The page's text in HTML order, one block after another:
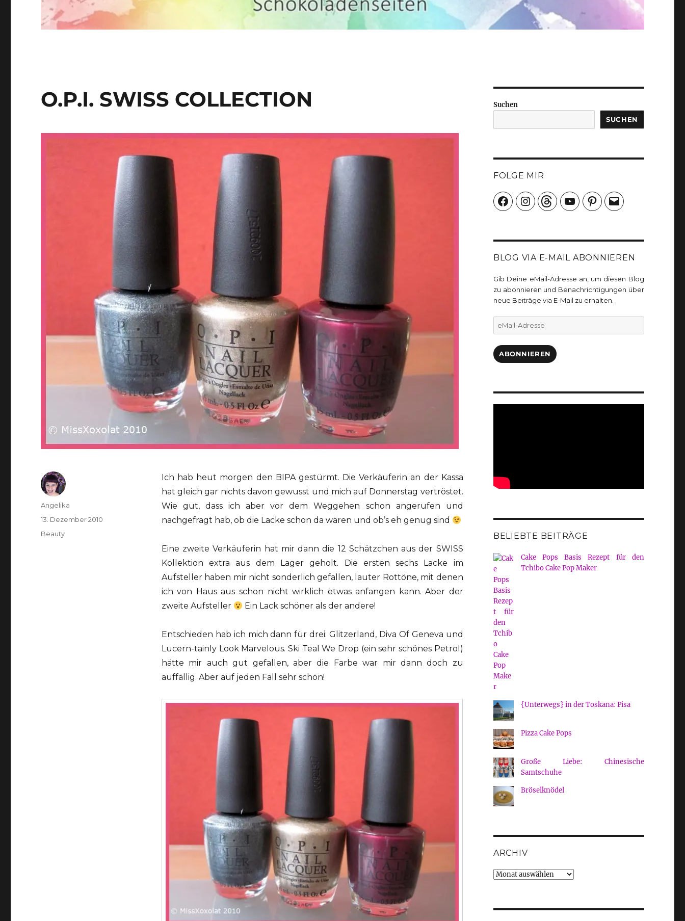
O.P.I. SWISS COLLECTION
Ich hab heut morgen den BIPA gestürmt. Die Verkäuferin an der Kassa
hat gleich gar nichts davon gewusst und mich auf Donnerstag vertröstet.
Wie gut, dass ich aber vor dem Weggehen schon angerufen und
nachgefragt hab, ob die Lacke schon da wären und ob’s eh genug sind
Eine zweite Verkäuferin hat mir dann die 12 Schätzchen aus der SWISS
Kollektion extra aus dem Lager geholt. Die ersten sechs Lacke im
Aufsteller haben mir nicht sonderlich gefallen, lauter Rottöne, mit denen
ich von Haus aus schon nicht wirklich etwas anfangen kann. Aber der
zweite Aufsteller
Ein Lack schöner als der andere!
Entschieden hab ich mich dann für drei: Glitzerland, Diva Of Geneva und
Lucern-tainly Look Marvelous. Ski Teal We Drop (ein sehr schönes Petrol)
hätte mir auch gut gefallen, aber die Farbe war mir dann doch zu
auffällig. Aber auf jeden Fall sehr schön!
Autor
Angelika
Veröffentlicht
13. Dezember 2010
Kategorien
Beauty
Suchen
SUCHEN
FOLGE MIR
FacebookInstagramThreadsYouTubePinterest
E-
Mail
BLOG VIA E-MAIL ABONNIEREN
Gib Deine eMail-Adresse an, um diesen Blog
zu abonnieren und Benachrichtigungen über
neue Beiträge via E-Mail zu erhalten.
eMail-
ABONNIEREN
BELIEBTE BEITRÄGE
Cake Pops Basis Rezept für den
Tchibo Cake Pop Maker
{Unterwegs} in der Toskana: Pisa
Pizza Cake Pops
Große Liebe: Chinesische
Samtschuhe
Bröselknödel
ARCHIV
Archiv